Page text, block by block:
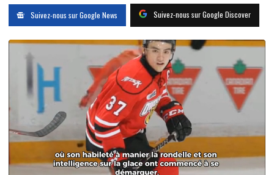
Suivez-nous sur Google News Suivez-nous sur Google Discover